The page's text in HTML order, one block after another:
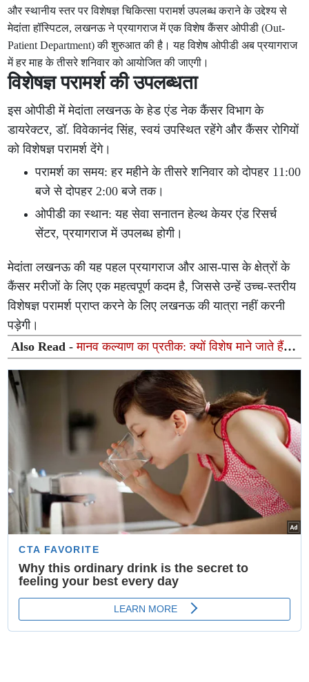
और स्थानीय स्तर पर विशेषज्ञ चिकित्सा परामर्श उपलब्ध कराने के उद्देश्य से
मेदांता हॉस्पिटल, लखनऊ ने प्रयागराज में एक विशेष कैंसर ओपीडी (Out-
Patient Department) की शुरुआत की है। यह विशेष ओपीडी अब प्रयागराज
में हर माह के तीसरे शनिवार को आयोजित की जाएगी।
विशेषज्ञ परामर्श की उपलब्धता
इस ओपीडी में मेदांता लखनऊ के हेड एंड नेक कैंसर विभाग के
डायरेक्टर, डॉ. विवेकानंद सिंह, स्वयं उपस्थित रहेंगे और कैंसर रोगियों
को विशेषज्ञ परामर्श देंगे।
परामर्श का समय: हर महीने के तीसरे शनिवार को दोपहर 11:00
बजे से दोपहर 2:00 बजे तक।
ओपीडी का स्थान: यह सेवा सनातन हेल्थ केयर एंड रिसर्च
सेंटर, प्रयागराज में उपलब्ध होगी।
मेदांता लखनऊ की यह पहल प्रयागराज और आस-पास के क्षेत्रों के
कैंसर मरीजों के लिए एक महत्वपूर्ण कदम है, जिससे उन्हें उच्च-स्तरीय
विशेषज्ञ परामर्श प्राप्त करने के लिए लखनऊ की यात्रा नहीं करनी
पड़ेगी।
Also Read -मानव कल्याण का प्रतीक: क्यों विशेष माने जाते हैं
माला के 108 मनके?